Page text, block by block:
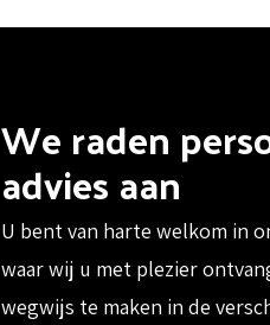
We raden
advies aan
U bent van harte welkom in
waar wij u met plezier
wegwijs te maken in de